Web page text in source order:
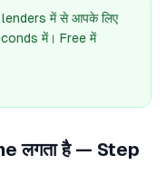
में से आपके लिए
में। Free में
लगता है — Step